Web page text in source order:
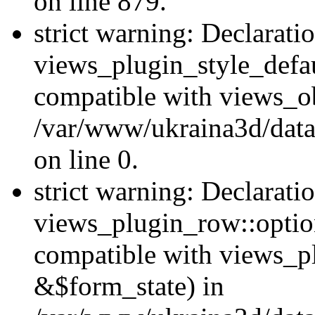
strict warning:
compatible with
/var/www/ukraina3d/
on line 0.
strict warning:
compatible with
&$form_state) in